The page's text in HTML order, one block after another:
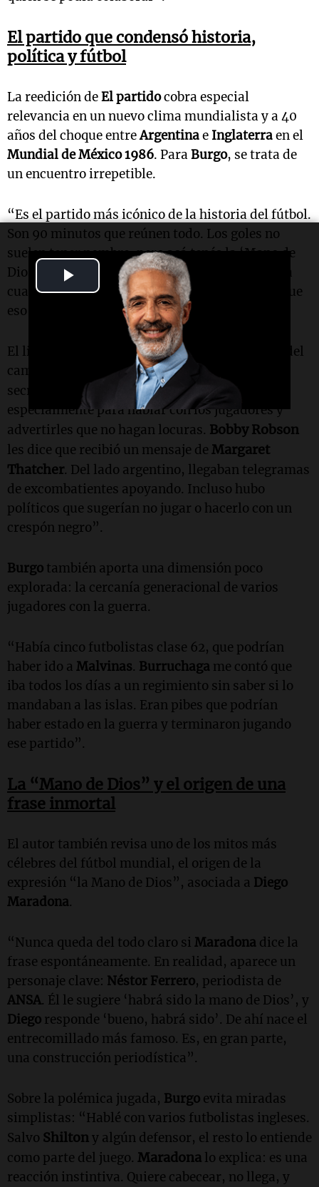
Play
Video
El partido que condensó historia,
política y fútbol
La reedición deEl partidocobra especial
relevancia en un nuevo clima mundialista y a 40
años del choque entreArgentinae Inglaterraen el
Mundial de México 1986. ParaBurgo, se trata de
un encuentro irrepetible.
“Es el partido más icónico de la historia del fútbol.
Son 90 minutos que reúnen todo. Los goles no
suelen tener nombre, pero acá tenés la ‘Mano de
Dios’ y el ‘Barrilete Cósmico’. Además, se juega
cuatro años después deMalvinas
, con todo lo que
eso implica”, sostuvo.
El libro reconstruye no solo lo ocurrido dentro del
campo, sino también el clima previo:
secretario de Deportes deInglaterra
especialmente para hablar con los jugadores y
advertirles que no hagan locuras. Bobby Robson
les dice que recibió un mensaje de Margaret
Thatcher. Del lado argentino, llegaban telegramas
de excombatientes apoyando. Incluso hubo
políticos que sugerían no jugar o hacerlo con un
crespón negro”.
Burgo también aporta una dimensión poco
explorada: la cercanía generacional de varios
jugadores con la guerra.
“Había cinco futbolistas clase 62, que podrían
haber ido a Malvinas. Burruchaga me contó que
iba todos los días a un regimiento sin saber si lo
mandaban a las islas. Eran pibes que podrían
haber estado en la guerra y terminaron jugando
ese partido”.
La “Mano de Dios” y el origen de una
frase inmortal
El autor también revisa uno de los mitos más
célebres del fútbol mundial, el origen de la
expresión “la Mano de Dios”, asociada a Diego
Maradona.
“Nunca queda del todo claro si Maradona dice la
frase espontáneamente. En realidad, aparece un
personaje clave: Néstor Ferrero, periodista de
ANSA. Él le sugiere ‘habrá sido la mano de Dios’, y
Diego responde ‘bueno, habrá sido’. De ahí nace el
entrecomillado más famoso. Es, en gran parte,
una construcción periodística”.
Sobre la polémica jugada, Burgo evita miradas
simplistas: “Hablé con varios futbolistas ingleses.
Salvo Shiltony algún defensor, el resto lo entiende
como parte del juego. Maradona lo explica: es una
reacción instintiva. Quiere cabecear, no llega, y